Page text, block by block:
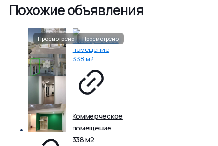
Похожие объявления
Коммерческое
помещение
338 м2